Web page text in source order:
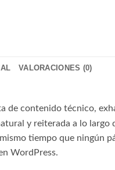
VALORACIONES (0)
de contenido técnico,
y reiterada a lo
tiempo que ningún
WordPress.